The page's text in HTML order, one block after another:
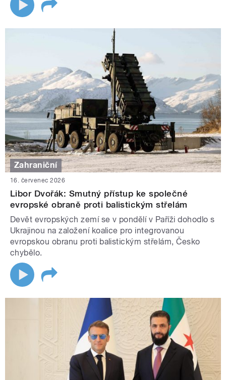
Zahraniční
16. červenec 2026
Libor Dvořák: Smutný přístup ke společné
evropské obraně proti balistickým střelám
Devět evropských zemí se v pondělí v Paříži dohodlo s
Ukrajinou na založení koalice pro integrovanou
evropskou obranu proti balistickým střelám, Česko
chybělo.